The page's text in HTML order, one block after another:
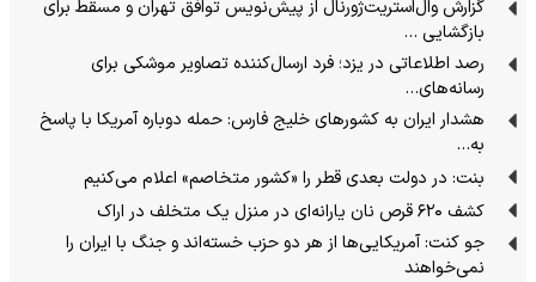
گزارش وال‌استریت‌ژورنال از پیش‌نویس توافق تهران و مسقط برای
بازگشایی …
رصد اطلاعاتی در یزد؛ فرد ارسال‌کننده تصاویر موشکی برای
رسانه‌های…
هشدار ایران به کشورهای خلیج فارس: حمله دوباره آمریکا با پاسخ
به…
بنت: در دولت بعدی قطر را «کشور متخاصم» اعلام می‌کنیم
کشف ۶۲۰ قرص نان یارانه‌ای در منزل یک متخلف در اراک
جو کنت: آمریکایی‌ها از هر دو حزب خسته‌اند و جنگ با ایران را
نمی‌خواهند